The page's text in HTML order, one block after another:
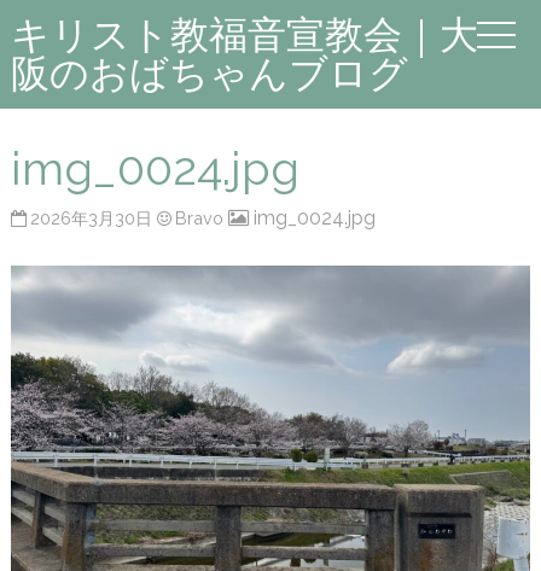
キリスト教福音宣教会｜大
阪のおばちゃんブログ
img_0024.jpg
2026年3月30日 Bravo img_0024.jpg